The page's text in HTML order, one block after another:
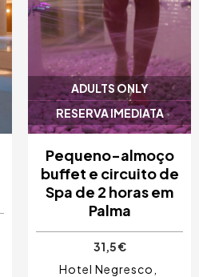
ADULTS ONLY
RESERVA IMEDIATA
Pequeno-almoço
buffet e circuito de
Spa de 2 horas em
Palma
31,5 €
Hotel Negresco